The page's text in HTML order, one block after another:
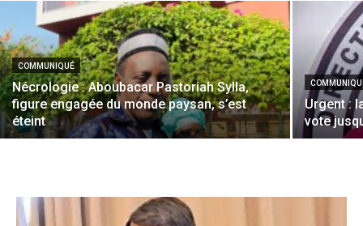
COMMUNIQUÉ
Nécrologie : Aboubacar Pastoriah Sylla,
figure engagée du monde paysan, s’est
éteint
Urgent :
vote